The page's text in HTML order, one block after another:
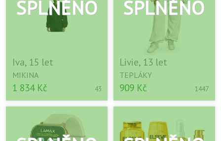
Iva, 15 let
MIKINA
1 834 Kč 43
Livie, 13 let
TEPLÁKY
909 Kč 1447